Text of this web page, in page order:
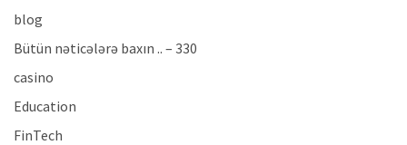
blog
Bütün nəticələrə baxın .. – 330
casino
Education
FinTech